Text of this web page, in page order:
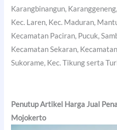
Karangbinangun,
Kec. Laren, Kec. Maduran,
Kecamatan Paciran, Pucuk,
Kecamatan Sekaran,
Sukorame, Kec. Tikung serta
Penutup Artikel Harga Jual
Mojokerto